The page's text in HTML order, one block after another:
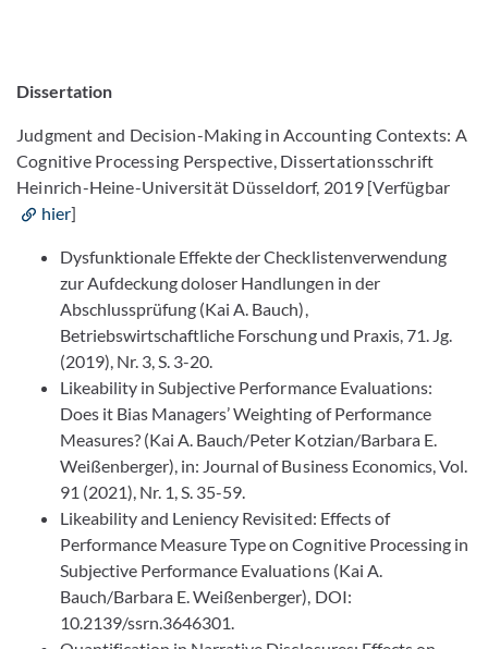
Dissertation
Judgment and Decision-Making in Accounting Contexts: A
Cognitive Processing Perspective, Dissertationsschrift
Heinrich-Heine-Universität Düsseldorf, 2019 [Verfügbar
hier]
Dysfunktionale Effekte der Checklistenverwendung
zur Aufdeckung doloser Handlungen in der
Abschlussprüfung (Kai A. Bauch),
Betriebswirtschaftliche Forschung und Praxis, 71. Jg.
(2019), Nr. 3, S. 3-20.
Likeability in Subjective Performance Evaluations:
Does it Bias Managers’ Weighting of Performance
Measures? (Kai A. Bauch/Peter Kotzian/Barbara E.
Weißenberger), in: Journal of Business Economics, Vol.
91 (2021), Nr. 1, S. 35-59.
Likeability and Leniency Revisited: Effects of
Performance Measure Type on Cognitive Processing in
Subjective Performance Evaluations (Kai A.
Bauch/Barbara E. Weißenberger), DOI:
10.2139/ssrn.3646301.